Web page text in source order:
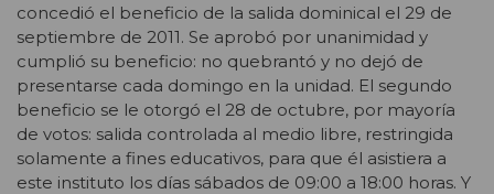
concedió el beneficio de la salida dominical el 29 de
septiembre de 2011. Se aprobó por unanimidad y
cumplió su beneficio: no quebrantó y no dejó de
presentarse cada domingo en la unidad. El segundo
beneficio se le otorgó el 28 de octubre, por mayoría
de votos: salida controlada al medio libre, restringida
solamente a fines educativos, para que él asistiera a
este instituto los días sábados de 09:00 a 18:00 horas. Y